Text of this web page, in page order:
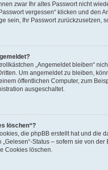
zwar Ihr altes Passwort nicht
vergessen“ klicken und
sein, Ihr Passwort zurückzusetzen,
„Angemeldet bleiben“
Um angemeldet zu bleiben,
öffentlichen Computer, zum
ausgeschaltet.
löschen“?
die phpBB erstellt hat und
Status – sofern sie von
Cookies löschen.